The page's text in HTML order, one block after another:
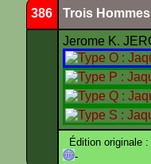
386 Trois
Jerome K.
Édition originale
-